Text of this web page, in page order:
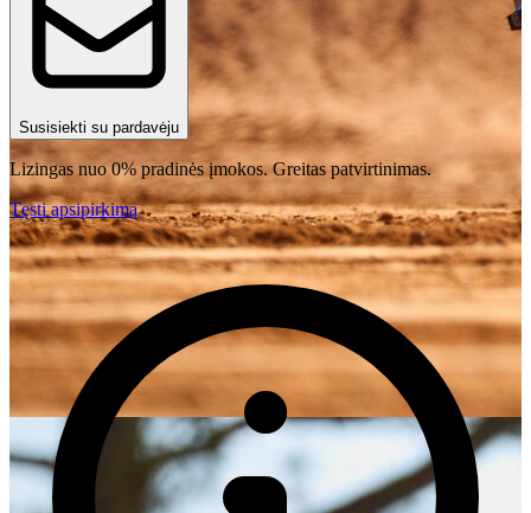
Susisiekti su pardavėju
Lizingas nuo 0% pradinės įmokos. Greitas patvirtinimas.
Tęsti apsipirkimą